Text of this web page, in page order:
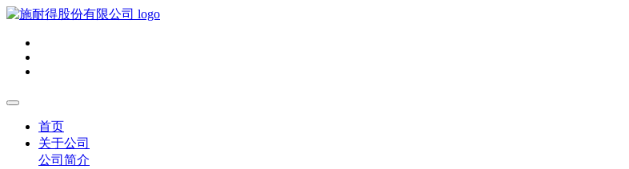
首页
关于公司
公司简介